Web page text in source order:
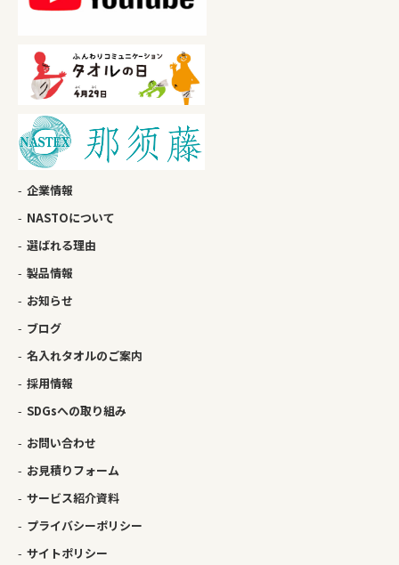
企業情報
NASTOについて
選ばれる理由
製品情報
お知らせ
ブログ
名入れタオルのご案内
採用情報
SDGsへの取り組み
お問い合わせ
お見積りフォーム
サービス紹介資料
プライバシーポリシー
サイトポリシー